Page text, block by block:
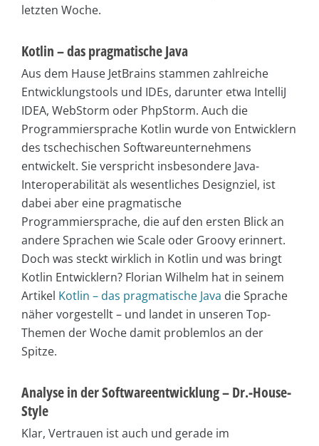
letzten Woche.
Kotlin – das pragmatische Java
Aus dem Hause JetBrains stammen zahlreiche
Entwicklungstools und IDEs, darunter etwa IntelliJ
IDEA, WebStorm oder PhpStorm. Auch die
Programmiersprache Kotlin wurde von Entwicklern
des tschechischen Softwareunternehmens
entwickelt. Sie verspricht insbesondere Java-
Interoperabilität als wesentliches Designziel, ist
dabei aber eine pragmatische
Programmiersprache, die auf den ersten Blick an
andere Sprachen wie Scale oder Groovy erinnert.
Doch was steckt wirklich in Kotlin und was bringt
Kotlin Entwicklern? Florian Wilhelm hat in seinem
Artikel Kotlin – das pragmatische Java die Sprache
näher vorgestellt – und landet in unseren Top-
Themen der Woche damit problemlos an der
Spitze.
Analyse in der Softwareentwicklung – Dr.-House-
Style
Klar, Vertrauen ist auch und gerade im